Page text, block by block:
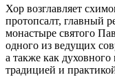
Хор возглавляет
протопсалт, главный
монастыре святого
одного из ведущих
а также как духовного
традицией и